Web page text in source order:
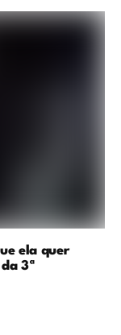
ela quer
3ª